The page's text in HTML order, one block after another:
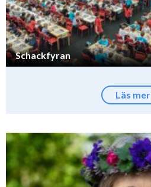
Schackfyran
Läs mer